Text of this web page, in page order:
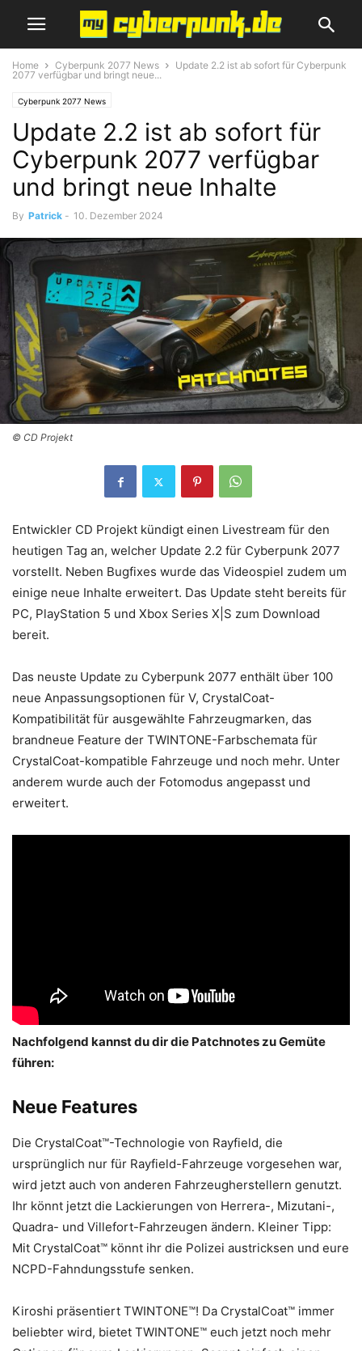
Home Cyberpunk 2077 News
Update 2.2 ist ab sofort für Cyberpunk
2077 verfügbar und bringt neue...
Cyberpunk 2077 News
Update 2.2 ist ab sofort für
Cyberpunk 2077 verfügbar
und bringt neue Inhalte
By Patrick - 10. Dezember 2024
© CD Projekt
Entwickler CD Projekt kündigt einen Livestream für den
heutigen Tag an, welcher Update 2.2 für Cyberpunk 2077
vorstellt. Neben Bugfixes wurde das Videospiel zudem um
einige neue Inhalte erweitert. Das Update steht bereits für
PC, PlayStation 5 und Xbox Series X|S zum Download
bereit.
Das neuste Update zu Cyberpunk 2077 enthält über 100
neue Anpassungsoptionen für V, CrystalCoat-
Kompatibilität für ausgewählte Fahrzeugmarken, das
brandneue Feature der TWINTONE-Farbschemata für
CrystalCoat-kompatible Fahrzeuge und noch mehr. Unter
anderem wurde auch der Fotomodus angepasst und
erweitert.
Nachfolgend kannst du dir die Patchnotes zu Gemüte
führen:
Neue Features
Die CrystalCoat™-Technologie von Rayfield, die
ursprünglich nur für Rayfield-Fahrzeuge vorgesehen war,
wird jetzt auch von anderen Fahrzeugherstellern genutzt.
Ihr könnt jetzt die Lackierungen von Herrera-, Mizutani-,
Quadra- und Villefort-Fahrzeugen ändern. Kleiner Tipp:
Mit CrystalCoat™ könnt ihr die Polizei austricksen und eure
NCPD-Fahndungsstufe senken.
Kiroshi präsentiert TWINTONE™! Da CrystalCoat™ immer
beliebter wird, bietet TWINTONE™ euch jetzt noch mehr